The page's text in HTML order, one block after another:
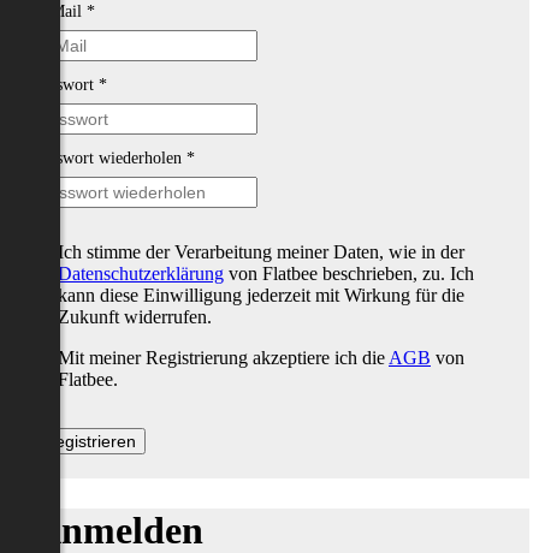
E-Mail *
Passwort *
Passwort wiederholen *
Ich stimme der Verarbeitung meiner Daten, wie in der
Datenschutzerklärung von Flatbee beschrieben, zu. Ich
kann diese Einwilligung jederzeit mit Wirkung für die
Zukunft widerrufen.
Mit meiner Registrierung akzeptiere ich die AGB von
Flatbee.
Anmelden